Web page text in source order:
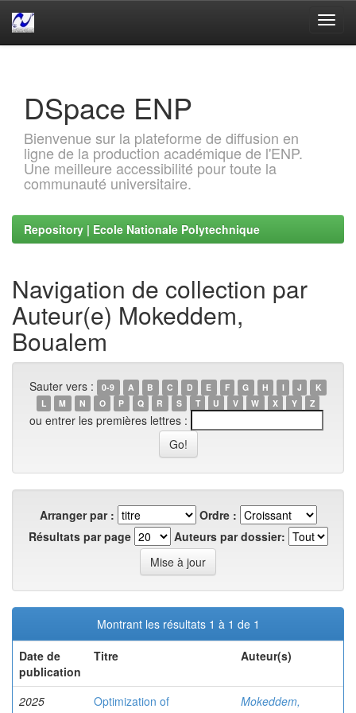
DSpace ENP
Bienvenue sur la plateforme de diffusion en
ligne de la production académique de l'ENP.
Une meilleure accessibilité pour toute la
communauté universitaire.
Repository | Ecole Nationale Polytechnique
Navigation de collection par
Auteur(e) Mokeddem,
Boualem
Sauter vers : 0-9 A B C D E F G H I J
K
L
M N O P Q R S T U V W X Y Z
ou entrer les premières lettres :
Arranger par :
Ordre :
Résultats par page
Auteurs par dossier:
Montrant les résultats 1 à 1 de 1
Date de
publication
Titre Auteur(s)
2025
Optimization of
Mokeddem,